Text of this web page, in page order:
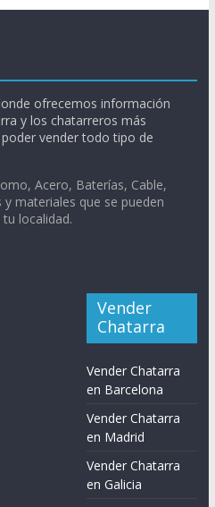
ofrecemos información
y los chatarreros más
vender todo tipo de
Acero, Baterías, Cable,
materiales que se pueden
localidad.
Vender
Chatarra
Vender Chatarra
en Barcelona
Vender Chatarra
en Madrid
Vender Chatarra
en Galicia